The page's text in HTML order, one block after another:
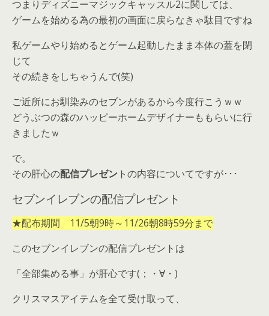
つまりディズニーマジックキャッスル2に関しては、
ゲームを始める為の最初の画面に戻らなきゃ駄目ですね
私ゲームやり始めるとゲーム起動したまま本体の蓋を閉
じて
その続きをしちゃうんで(笑)
ご近所にお馴染みのセブンがあるから今度行こうｗｗ
どうぶつの森のハッピーホームデザイナーももらいに行
きましたｗ
で。
その肝心の配信プレゼン トの内容についてですが･･･
セブンイレブンの配信プレゼント
★配布期間 11/5朝9時～11/26朝8時59分まで
このセブンイレブンの配信プレゼントは
「全部集める事」が肝心です(；・∀・)
クリスマスアイテムを全て受け取って、